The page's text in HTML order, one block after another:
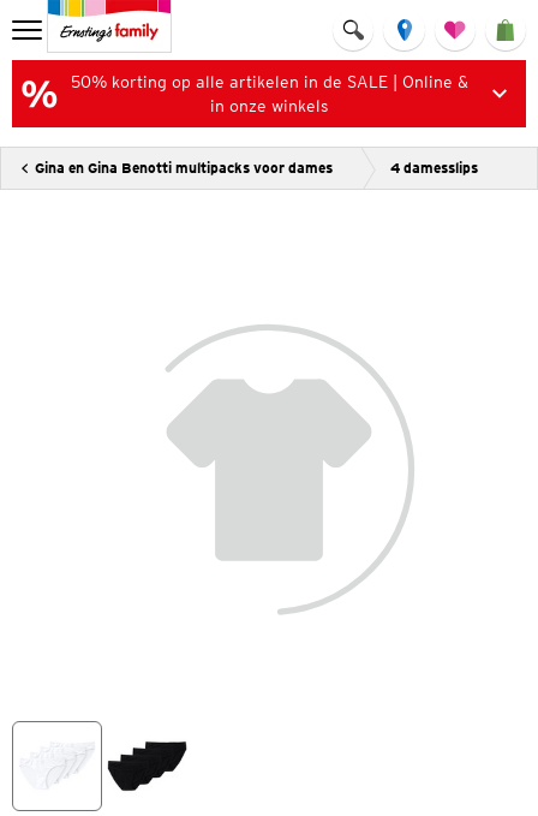
50% korting op alle artikelen in de SALE | Online &
in onze winkels
Gina en Gina Benotti multipacks voor dames 4 damesslips